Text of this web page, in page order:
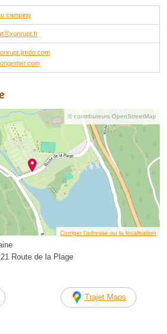
camping
© contributeurs OpenStreetMap
Corriger l’adresse ou la localisation
Route de la Plage
Trajet Maps